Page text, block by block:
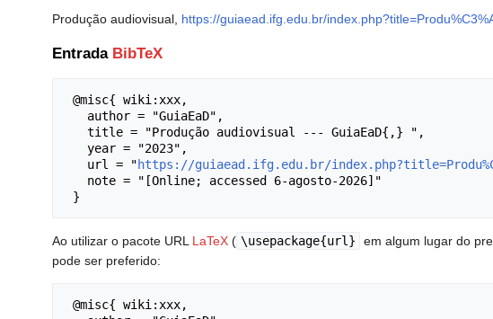
Produção audiovisual, https://guiaead.ifg.edu.br/
Entrada BibTeX
   url = "
https://guiaead.ifg.edu.br/
Ao utilizar o pacote URL LaTeX ( \usepackage{url}
em algum lugar do
pode ser preferido: